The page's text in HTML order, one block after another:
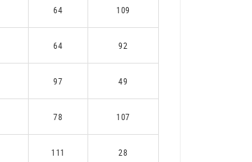
64 109
64 92
97 49
78 107
111 28